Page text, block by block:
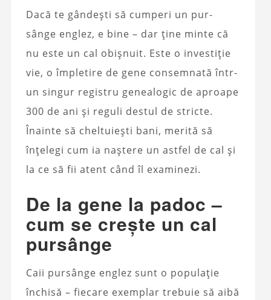
Dacă te gândești să cumperi un pur-
sânge englez, e bine – dar ține minte că
nu este un cal obișnuit. Este o investiție
vie, o împletire de gene consemnată într-
un singur registru genealogic de aproape
300 de ani și reguli destul de stricte.
Înainte să cheltuiești bani, merită să
înțelegi cum ia naștere un astfel de cal și
la ce să fii atent când îl examinezi.
De la gene la padoc –
cum se crește un cal
pursânge
Caii pursânge englez sunt o populație
închisă – fiecare exemplar trebuie să aibă